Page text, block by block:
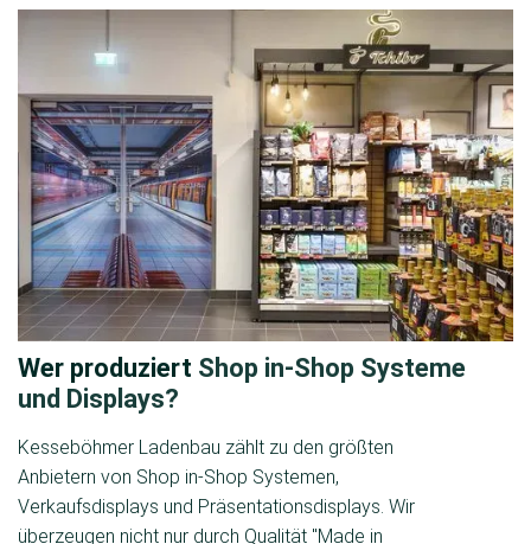
Wer produziert Shop in-Shop Systeme
und Displays?
Kesseböhmer Ladenbau zählt zu den größten
Anbietern von Shop in-Shop Systemen,
Verkaufsdisplays und Präsentationsdisplays. Wir
überzeugen nicht nur durch Qualität "Made in